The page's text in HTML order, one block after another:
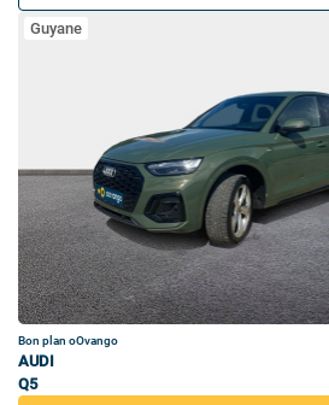
Guyane
Bon plan oOvango
AUDI
Q5